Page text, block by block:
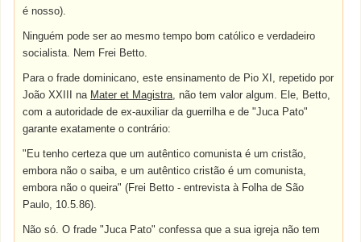
é nosso).
Ninguém pode ser ao mesmo tempo bom católico e verdadeiro
socialista. Nem Frei Betto.
Para o frade dominicano, este ensinamento de Pio XI, repetido por
João XXIII na Mater et Magistra, não tem valor algum. Ele, Betto,
com a autoridade de ex-auxiliar da guerrilha e de "Juca Pato"
garante exatamente o contrário:
"Eu tenho certeza que um autêntico comunista é um cristão,
embora não o saiba, e um autêntico cristão é um comunista,
embora não o queira" (Frei Betto - entrevista à Folha de São
Paulo, 10.5.86).
Não só. O frade "Juca Pato" confessa que a sua igreja não tem